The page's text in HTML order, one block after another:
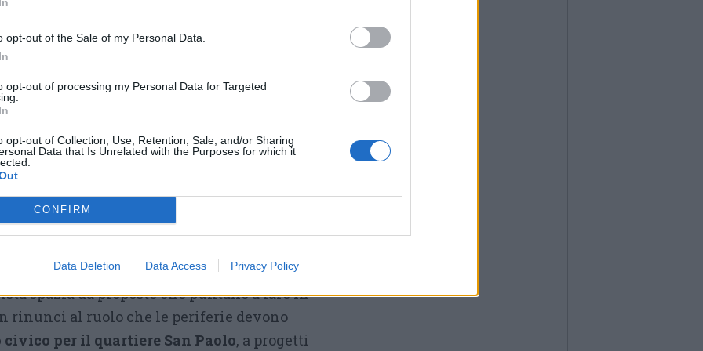
opt-out of the Sale of my Personal Data.
opt-out of processing my Personal Data for Targeted
opt-out of Collection, Use, Retention, Sale, and/or Sharing
Data that Is Unrelated with the Purposes for which it
CONFIRM
Data Deletion Data Access Privacy Policy
dei cittadini e incentivando
a cooperare con il Comune per
e riportare i problemi». Poi
più fragili con la regola dell’ABCD
ciclisti disabili (perché «vedere le cose dal
difficoltà è il modo migliore per fare in
misura e quindi di conseguenza a misura
di un
della macchina comunale, conosce in
normativa ed ha una particolare attenzione
fondi ad hoc».
spazia da proposte che puntano a fare in
rinunci al ruolo che le periferie devono
civico per il quartiere San Paolo, a progetti